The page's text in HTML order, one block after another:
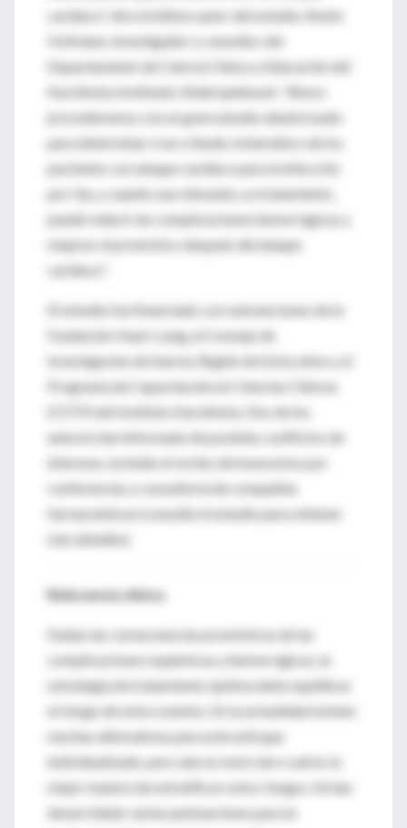
cardíaco", dice el último autor del estudio, Robin
Hofmann, investigador y consultor del
Departamento de Ciencia Clínica y Educación del
Karolinska Institutet, Södersjukhuset. "Ahora
procederemos con un gran estudio aleatorizado
para determinar si un cribado sistemático de los
pacientes con ataque cardíaco para la infección
por Hp y, cuando sea relevante, su tratamiento,
puede reducir las complicaciones hemorrágicas y
mejorar el pronóstico después del ataque
cardíaco".
El estudio fue financiado con subvenciones de la
Fundación Heart-Lung, el Consejo de
Investigación de Suecia, Región de Estocolmo y el
Programa de Capacitación en Ciencias Clínicas
(CSTP) del Instituto Karolinska. Dos de los
autores han informado de posibles conflictos de
intereses, incluido el recibo de honorarios por
conferencias y consultoría de compañías
farmacéuticas (consulte el estudio para obtener
más detalles).
Relevancia clínica
Dadas las consecuencias pronósticas de las
complicaciones isquémicas y hemorrágicas, la
estrategia de tratamiento óptima debe equilibrar
el riesgo de estos eventos. En la actualidad existen
muchas alternativas para este enfoque
individualizado, pero aún no está claro cuál es la
mejor manera de estratificar estos riesgos. Se han
desarrollado varias puntuaciones para la